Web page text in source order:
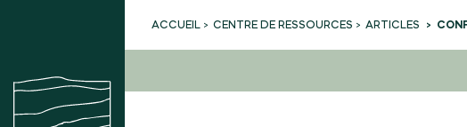
ACCUEIL CENTRE DE RESSOURCES ARTICLES